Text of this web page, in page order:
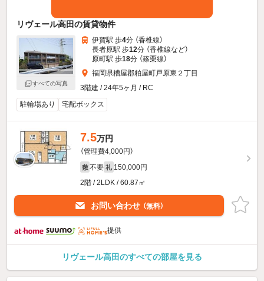
リヴェール高田の賃貸物件
すべての写真
伊賀駅 歩4分 （香椎線）
長者原駅 歩12分 （香椎線など）
原町駅 歩18分 （篠栗線）
福岡県糟屋郡粕屋町戸原東２丁目
3階建 / 24年5ヶ月 / RC
駐輪場あり
宅配ボックス
7.5万円
（管理費4,000円）
敷 不要 礼 150,000円
2階 / 2LDK / 60.87㎡
お問い合わせ （無料）
提供
リヴェール高田のすべての部屋を見る